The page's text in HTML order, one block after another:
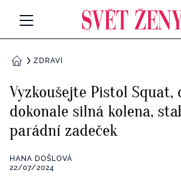
Všechny kategorie
Rozhovory
RETROHUBKY
Všechny kategorie
DOMŮZDRAVÍ
Vyzkoušejte Pistol Squat,
dokonale silná kolena,
parádní zadeček
HANA DOŠLOVÁ
22/07/2024